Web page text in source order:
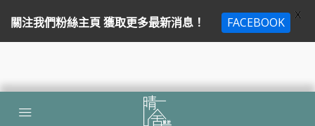
關注我們粉絲主頁 獲取更多最新消息！ FACEBOOK
X